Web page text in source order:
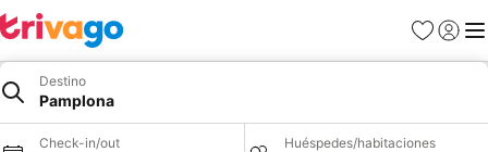
Favoritos
Iniciar
Destino
Pamplona
Check-in/out Huéspedes/habitaciones